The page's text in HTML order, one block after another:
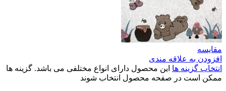
مقایسه
افزودن به علاقه مندی
انتخاب گزینه ها این محصول دارای انواع مختلفی می باشد. گزینه ها
ممکن است در صفحه محصول انتخاب شوند